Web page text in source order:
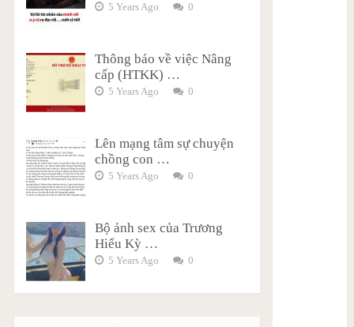
5 Years Ago 0
Thông báo về việc Nâng
cấp (HTKK) …
5 Years Ago 0
Lên mạng tâm sự chuyện
chồng con …
5 Years Ago 0
Bộ ảnh sex của Trương
Hiểu Kỳ …
5 Years Ago 0